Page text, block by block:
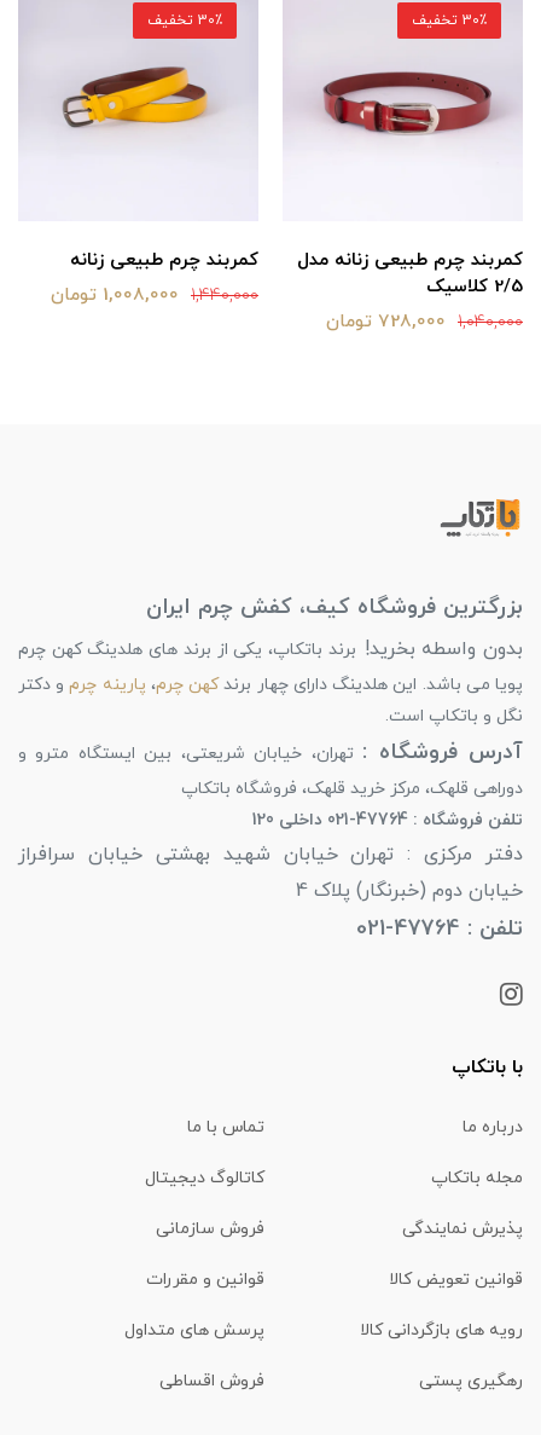
کمربند چرم طبیعی زنانه مدل
2/5 کلاسیک
1,040,000 728,000 تومان
30٪ تخفیف
کمربند چرم طبیعی زنانه
1,440,000 1,008,000 تومان
30٪ تخفیف
بزرگترین فروشگاه کیف، کفش چرم ایران
بدون واسطه بخرید! برند باتکاپ، یکی از برند های هلدینگ کهن چرم
پویا می باشد. این هلدینگ دارای چهار برندکهن چرم، پارینه چرمو دکتر
نگل و باتکاپ است.
آدرس فروشگاه : تهران، خیابان شریعتی، بین ایستگاه مترو و
دوراهی قلهک، مرکز خرید قلهک، فروشگاه باتکاپ
تلفن فروشگاه : 47764-021 داخلی 120
دفتر مرکزی : تهران خیابان شهید بهشتی خیابان سرافراز
خیابان دوم (خبرنگار) پلاک 4
تلفن : 47764-021
با باتکاپ
درباره ما تماس با ما
مجله باتکاپ کاتالوگ دیجیتال
پذیرش نمایندگی فروش سازمانی
قوانین تعویض کالا قوانین و مقررات
رویه های بازگردانی کالا پرسش های متداول
رهگیری پستی فروش اقساطی